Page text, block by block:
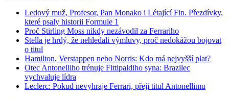
Ledový muž, Profesor, Pan Monako i Létající Fin. Přezdívky,
které psaly historii Formule 1
Proč Stirling Moss nikdy nezávodil za Ferrariho
Stella je hrdý, že nehledali výmluvy, proč nedokážou bojovat
o titul
Hamilton, Verstappen nebo Norris: Kdo má nejvyšší plat?
Otec Antonelliho trénuje Fittipaldiho syna: Brazilec
vychvaluje lídra
Leclerc: Pokud nevyhraje Ferrari, přeji titul Antonellimu